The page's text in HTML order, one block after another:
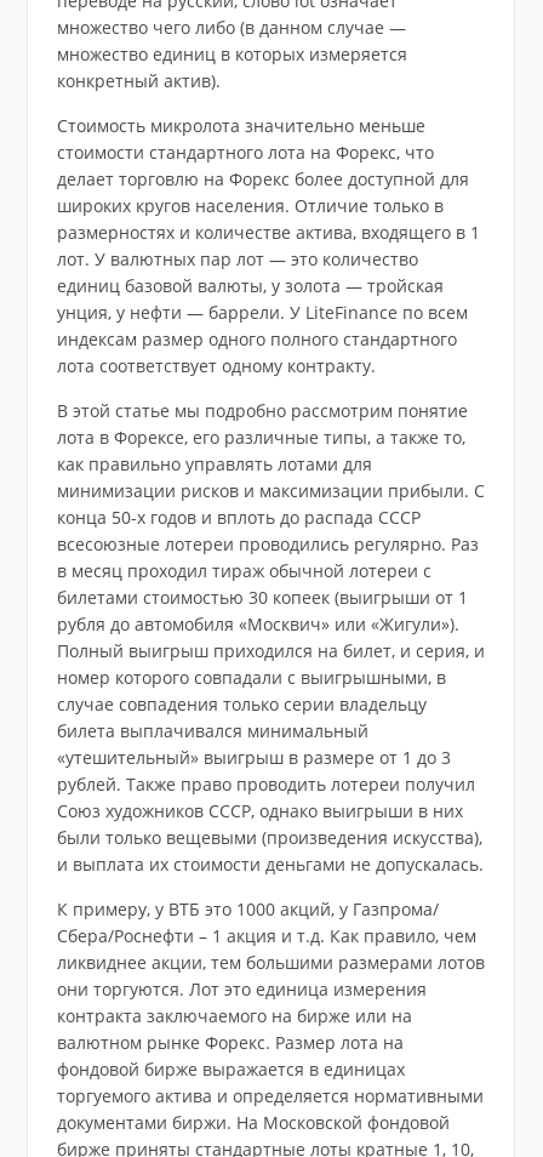
множество чего либо (в данном случае —
множество единиц в которых измеряется
конкретный актив).
Стоимость микролота значительно меньше
стоимости стандартного лота на Форекс, что
делает торговлю на Форекс более доступной для
широких кругов населения. Отличие только в
размерностях и количестве актива, входящего в 1
лот. У валютных пар лот — это количество
единиц базовой валюты, у золота — тройская
унция, у нефти — баррели. У LiteFinance по всем
индексам размер одного полного стандартного
лота соответствует одному контракту.
В этой статье мы подробно рассмотрим понятие
лота в Форексе, его различные типы, а также то,
как правильно управлять лотами для
минимизации рисков и максимизации прибыли. С
конца 50-х годов и вплоть до распада СССР
всесоюзные лотереи проводились регулярно. Раз
в месяц проходил тираж обычной лотереи с
билетами стоимостью 30 копеек (выигрыши от 1
рубля до автомобиля «Москвич» или «Жигули»).
Полный выигрыш приходился на билет, и серия, и
номер которого совпадали с выигрышными, в
случае совпадения только серии владельцу
билета выплачивался минимальный
«утешительный» выигрыш в размере от 1 до 3
рублей. Также право проводить лотереи получил
Союз художников СССР, однако выигрыши в них
были только вещевыми (произведения искусства),
и выплата их стоимости деньгами не допускалась.
К примеру, у ВТБ это 1000 акций, у Газпрома/
Сбера/Роснефти – 1 акция и т.д. Как правило, чем
ликвиднее акции, тем большими размерами лотов
они торгуются. Лот это единица измерения
контракта заключаемого на бирже или на
валютном рынке Форекс. Размер лота на
фондовой бирже выражается в единицах
торгуемого актива и определяется нормативными
документами биржи. На Московской фондовой
бирже приняты стандартные лоты кратные 1, 10,